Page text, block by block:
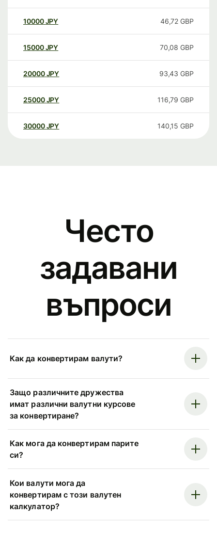
10000 JPY 46,72 GBP
15000 JPY 70,08 GBP
20000 JPY 93,43 GBP
25000 JPY 116,79 GBP
30000 JPY 140,15 GBP
Често
задавани
въпроси
Как да конвертирам валути?
Защо различните дружества
имат различни валутни курсове
за конвертиране?
Как мога да конвертирам парите
си?
Кои валути мога да
конвертирам с този валутен
калкулатор?